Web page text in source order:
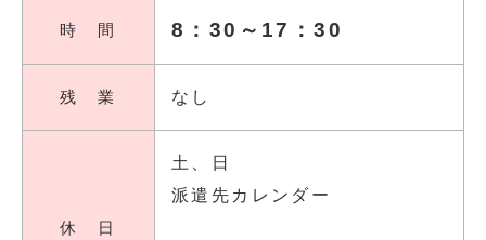
時 間 8：30～17：30
残 業 なし
休 日
土、日
派遣先カレンダー